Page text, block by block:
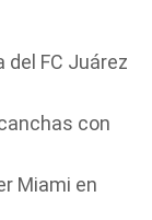
del FC Juárez
con
Miami en